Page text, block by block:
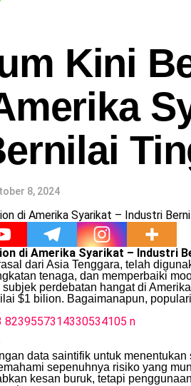
Kini
8, 2024
di Amerika Syarikat – Industri
dari Asia Tenggara, telah
tenaga, dan memperbaiki
perdebatan hangat di
$1 bilion. Bagaimanapun,
data saintifik untuk
sepenuhnya risiko yang
kesan buruk, tetapi